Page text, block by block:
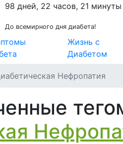
98 дней, 22 часов, 21 минуты
До всемирного дня диабета!
Жизнь с
Диабетом
Нефропатия